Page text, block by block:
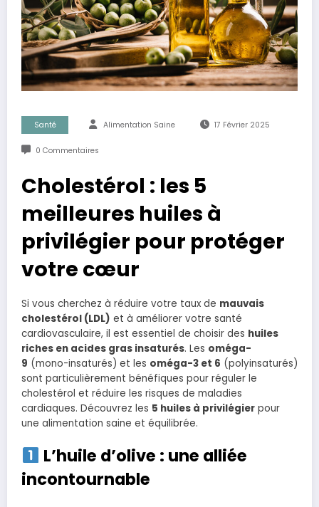
Santé Alimentation Saine 17 Février 2025
0 Commentaires
Cholestérol : les 5
meilleures huiles à
privilégier pour protéger
votre cœur
Si vous cherchez à réduire votre taux de mauvais
cholestérol (LDL) et à améliorer votre santé
cardiovasculaire, il est essentiel de choisir des huiles
riches en acides gras insaturés. Les oméga-
9 (mono-insaturés) et les oméga-3 et 6 (polyinsaturés)
sont particulièrement bénéfiques pour réguler le
cholestérol et réduire les risques de maladies
cardiaques. Découvrez les 5 huiles à privilégier pour
une alimentation saine et équilibrée.
L’huile d’olive : une alliée
incontournable